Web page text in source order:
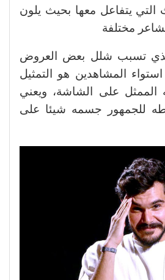
يتفاعل معها بحيث يلون
مختلفة
تسبب شلل بعض العروض
استواء المشاهدين هو التمثيل
الممثل على الشاشة، ويعني
للجمهور جسمه شيئا على